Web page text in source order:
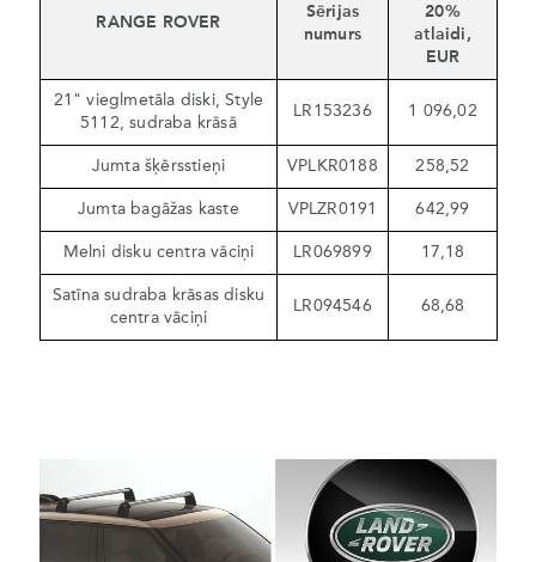
RANGE ROVER
Sērijas
numurs
20%
atlaidi,
EUR
21" vieglmetāla diski, Style
5112, sudraba krāsā
LR153236 1 096,02
Jumta šķērsstieņi VPLKR0188 258,52
Jumta bagāžas kaste VPLZR0191 642,99
Melni disku centra vāciņi LR069899 17,18
Satīna sudraba krāsas disku
centra vāciņi
LR094546 68,68